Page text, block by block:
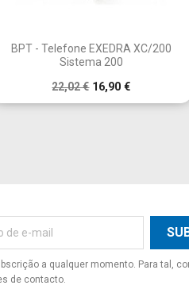
Criar lista de desejos
((modalDeleteText))
Vista rápida
BPT - Telefone EXEDRA XC/200
Sistema 200
22,02 € 16,90 €
a qualquer momento. Para tal,
de contacto.